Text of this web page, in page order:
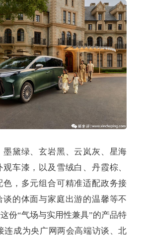
墨黛绿、玄岩黑、云岚灰、星海
车漆，以及雪绒白、丹霞棕、
色，多元组合可精准适配政务接
谈的体面与家庭出游的温馨等不
份“气场与实用性兼具”的产品特
连成为央广网两会高端访谈、北